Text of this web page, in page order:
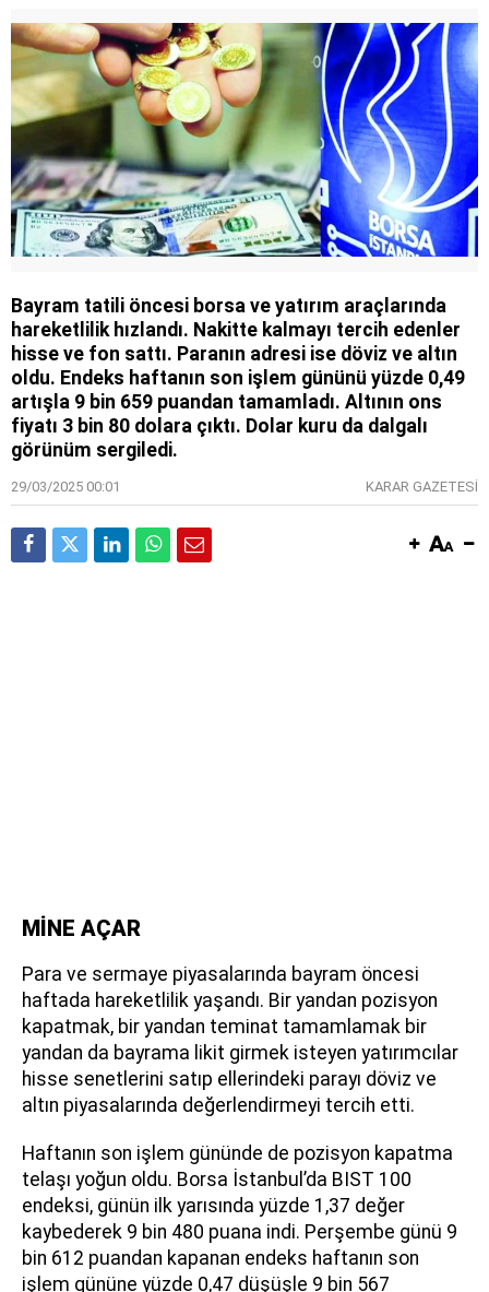
Bayram tatili öncesi borsa ve yatırım araçlarında
hareketlilik hızlandı. Nakitte kalmayı tercih edenler
hisse ve fon sattı. Paranın adresi ise döviz ve altın
oldu. Endeks haftanın son işlem gününü yüzde 0,49
artışla 9 bin 659 puandan tamamladı. Altının ons
fiyatı 3 bin 80 dolara çıktı. Dolar kuru da dalgalı
görünüm sergiledi.
29/03/2025 00:01 KARAR GAZETESİ
MİNE AÇAR
Para ve sermaye piyasalarında bayram öncesi
haftada hareketlilik yaşandı. Bir yandan pozisyon
kapatmak, bir yandan teminat tamamlamak bir
yandan da bayrama likit girmek isteyen yatırımcılar
hisse senetlerini satıp ellerindeki parayı döviz ve
altın piyasalarında değerlendirmeyi tercih etti.
Haftanın son işlem gününde de pozisyon kapatma
telaşı yoğun oldu. Borsa İstanbul’da BIST 100
endeksi, günün ilk yarısında yüzde 1,37 değer
kaybederek 9 bin 480 puana indi. Perşembe günü 9
bin 612 puandan kapanan endeks haftanın son
işlem gününe yüzde 0,47 düşüşle 9 bin 567